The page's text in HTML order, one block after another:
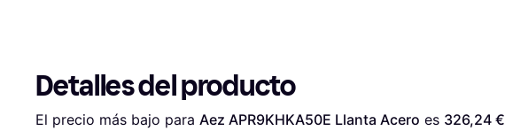
Detalles del producto
El precio más bajo para Aez APR9KHKA50E Llanta Acero es 326,24 €